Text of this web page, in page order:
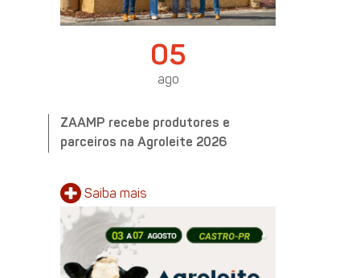
05
ago
ZAAMP recebe produtores e
parceiros na Agroleite 2026
Saiba mais